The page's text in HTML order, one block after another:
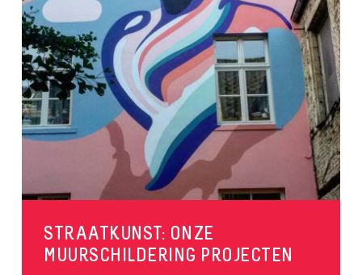
STRAATKUNST: ONZE
MUURSCHILDERING PROJECTEN